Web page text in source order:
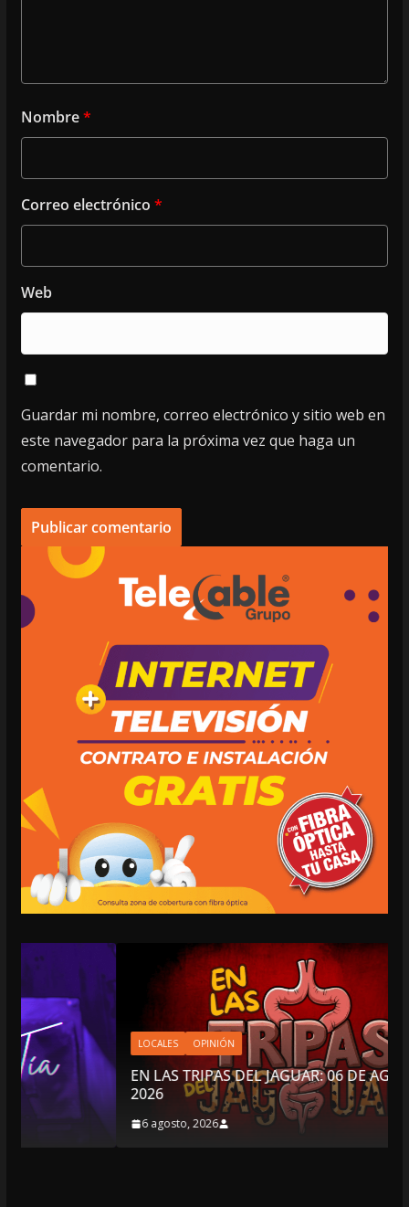
Nombre*
Correo electrónico *
Web
Guardar mi nombre, correo electrónico y sitio web en
este navegador para la próxima vez que haga un
comentario.
LOCALES OPINIÓN
EN LAS TRIPAS DEL JAGUAR: 06 DE AGOSTO DE
2026
6 agosto, 2026